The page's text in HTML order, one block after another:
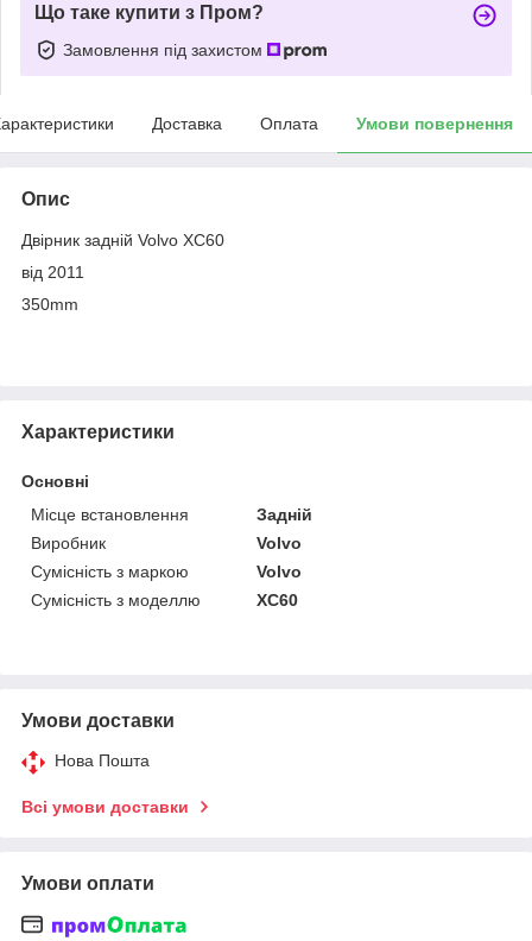
Що таке купити з Пром?
Замовлення під захистом
Доставка Оплата Умови повернення
Опис
Двірник задній Volvo XC60
від 2011
350mm
Характеристики
Основні
Місце встановлення
Задній
Виробник
Volvo
Сумісність з маркою
Volvo
Сумісність з моделлю
XC60
Умови доставки
Нова Пошта
Всі умови доставки
Умови оплати